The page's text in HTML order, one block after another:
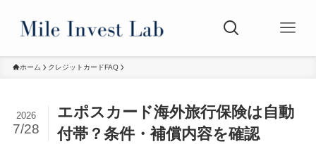
ホーム クレジットカードFAQ
エポスカード海外旅行保険は自動
付帯？条件・補償内容を確認
2026
7/28